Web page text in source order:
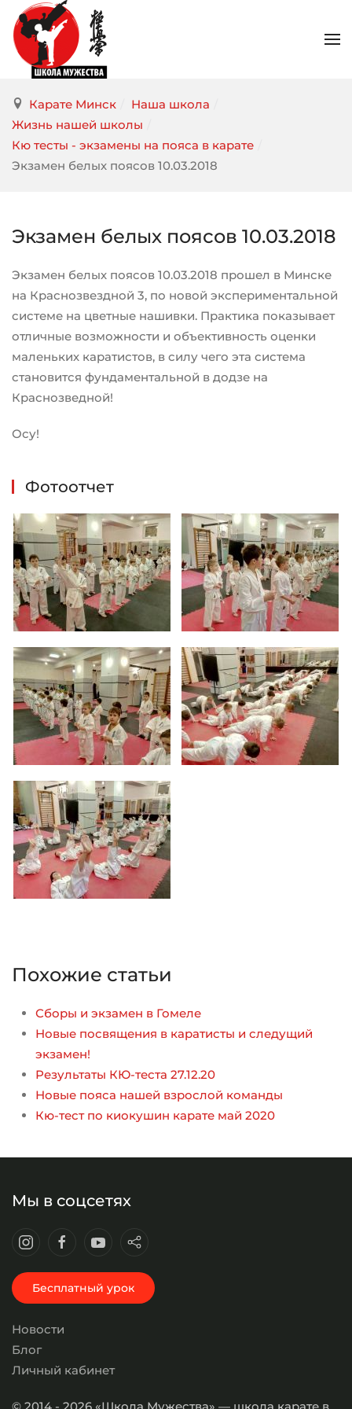
Карате Минск Наша школа
Жизнь нашей школы
Кю тесты - экзамены на пояса в карате
Экзамен белых поясов 10.03.2018
Экзамен белых поясов 10.03.2018
Экзамен белых поясов 10.03.2018 прошел в Минске
на Краснозвездной 3, по новой экспериментальной
системе на цветные нашивки. Практика показывает
отличные возможности и объективность оценки
маленьких каратистов, в силу чего эта система
становится фундаментальной в додзе на
Краснозведной!
Осу!
Фотоотчет
Увеличить Увеличить
Увеличить Увеличить
Увеличить
Похожие статьи
Сборы и экзамен в Гомеле
Новые посвящения в каратисты и следущий
экзамен!
Результаты КЮ-теста 27.12.20
Новые пояса нашей взрослой команды
Кю-тест по киокушин карате май 2020
Мы в соцсетях
Бесплатный урок
Новости
Блог
Личный кабинет